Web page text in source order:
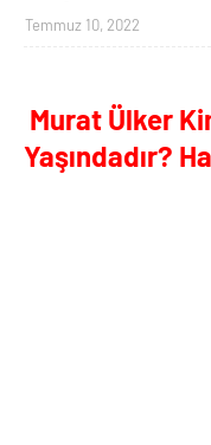
Temmuz 10, 2022
Murat Ülker
Yaşındadır?